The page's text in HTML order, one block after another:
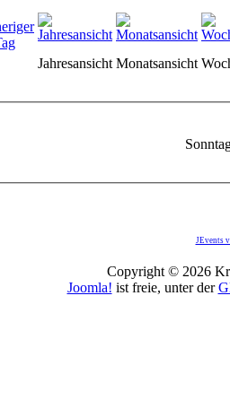
Jahresansicht Monatsansicht
JEvents
Copyright © 2026
Joomla! ist freie, unter der